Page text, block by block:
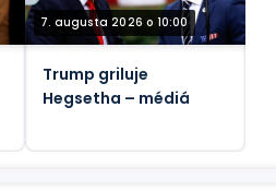
7. augusta 2026 o 10:00
Trump griluje
Hegsetha – médiá